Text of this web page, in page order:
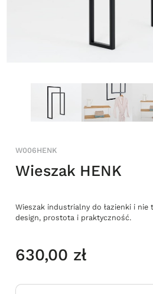
W006HENK
Wieszak HENK
Wieszak industrialny do łazienki i
design, prostota i praktyczność.
630,00 zł